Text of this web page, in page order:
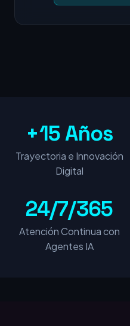
+15 Años
Trayectoria e Innovación
Digital
24/7/365
Atención Continua con
Agentes IA